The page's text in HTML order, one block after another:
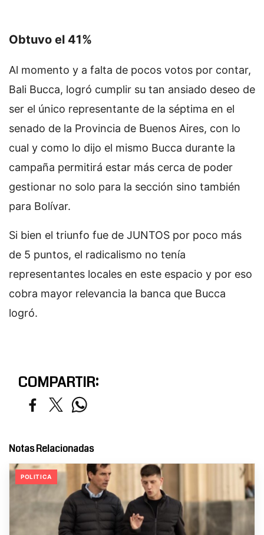
Obtuvo el 41%
Al momento y a falta de pocos votos por contar,
Bali Bucca, logró cumplir su tan ansiado deseo de
ser el único representante de la séptima en el
senado de la Provincia de Buenos Aires, con lo
cual y como lo dijo el mismo Bucca durante la
campaña permitirá estar más cerca de poder
gestionar no solo para la sección sino también
para Bolívar.
Si bien el triunfo fue de JUNTOS por poco más
de 5 puntos, el radicalismo no tenía
representantes locales en este espacio y por eso
cobra mayor relevancia la banca que Bucca
logró.
COMPARTIR:
Notas Relacionadas
POLITICA